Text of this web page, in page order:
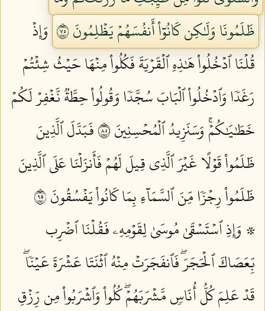
ظَلَمُونَا وَلَٰكِن كَانُوٓاْ أَنفُسَهُمۡ يَظۡلِمُونَ ٥٧
وَإِذۡ
قُلۡنَا ٱدۡخُلُواْ هَٰذِهِ ٱلۡقَرۡيَةَ فَكُلُواْ مِنۡهَا حَيۡثُ شِئۡتُمۡ
رَغَدٗا وَٱدۡخُلُواْ ٱلۡبَابَ سُجَّدٗا وَقُولُواْ حِطَّةٞ نَّغۡفِرۡ لَكُمۡ
خَطَٰيَٰكُمۡۚ وَسَنَزِيدُ ٱلۡمُحۡسِنِينَ ٥٨
فَبَدَّلَ ٱلَّذِينَ
ظَلَمُواْ قَوۡلًا غَيۡرَ ٱلَّذِي قِيلَ لَهُمۡ فَأَنزَلۡنَا عَلَى ٱلَّذِينَ
ظَلَمُواْ رِجۡزٗا مِّنَ ٱلسَّمَآءِ بِمَا كَانُواْ يَفۡسُقُونَ ٥٩
۞ وَإِذِ ٱسۡتَسۡقَىٰ مُوسَىٰ لِقَوۡمِهِۦ فَقُلۡنَا ٱضۡرِب
بِّعَصَاكَ ٱلۡحَجَرَۖ فَٱنفَجَرَتۡ مِنۡهُ ٱثۡنَتَا عَشۡرَةَ عَيۡنٗاۖ
قَدۡ عَلِمَ كُلُّ أُنَاسٖ مَّشۡرَبَهُمۡۖ كُلُواْ وَٱشۡرَبُواْ مِن رِّزۡقِ